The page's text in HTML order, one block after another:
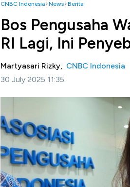
CNBC Indonesia News Berita
Bos Pengusaha
RI Lagi, Ini
Martyasari Rizky, CNBC Indonesia
30 July 2025 11:35